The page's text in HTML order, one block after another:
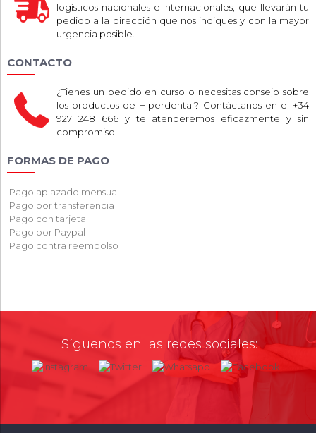
logísticos nacionales e internacionales, que llevarán tu
pedido a la dirección que nos indiques y con la mayor
urgencia posible.
CONTACTO
¿Tienes un pedido en curso o necesitas consejo sobre
los productos de Hiperdental? Contáctanos en el +34
927 248 666 y te atenderemos eficazmente y sin
compromiso.
FORMAS DE PAGO
Pago aplazado mensual
Pago por transferencia
Pago con tarjeta
Pago por Paypal
Pago contra reembolso
Síguenos en las redes sociales: